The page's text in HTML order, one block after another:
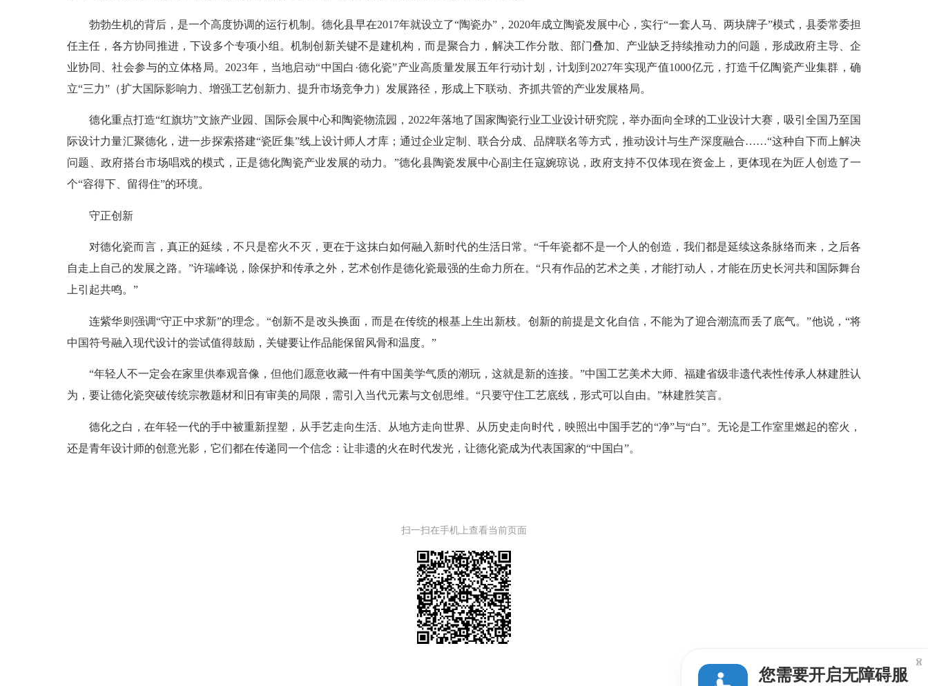
勃勃生机的背后，是一个高度协调的运行机制。德化县早在2017年就设立了“陶瓷办”，2020年成立陶瓷发展中心，实行“一套人马、两块牌子”模式，县委常委担
任主任，各方协同推进，下设多个专项小组。机制创新关键不是建机构，而是聚合力，解决工作分散、部门叠加、产业缺乏持续推动力的问题，形成政府主导、企
业协同、社会参与的立体格局。2023年，当地启动“中国白·德化瓷”产业高质量发展五年行动计划，计划到2027年实现产值1000亿元，打造千亿陶瓷产业集群，确
立“三力”（扩大国际影响力、增强工艺创新力、提升市场竞争力）发展路径，形成上下联动、齐抓共管的产业发展格局。
德化重点打造“红旗坊”文旅产业园、国际会展中心和陶瓷物流园，2022年落地了国家陶瓷行业工业设计研究院，举办面向全球的工业设计大赛，吸引全国乃至国
际设计力量汇聚德化，进一步探索搭建“瓷匠集”线上设计师人才库；通过企业定制、联合分成、品牌联名等方式，推动设计与生产深度融合……“这种自下而上解决
问题、政府搭台市场唱戏的模式，正是德化陶瓷产业发展的动力。”德化县陶瓷发展中心副主任寇婉琼说，政府支持不仅体现在资金上，更体现在为匠人创造了一
个“容得下、留得住”的环境。
守正创新
对德化瓷而言，真正的延续，不只是窑火不灭，更在于这抹白如何融入新时代的生活日常。“千年瓷都不是一个人的创造，我们都是延续这条脉络而来，之后各
自走上自己的发展之路。”许瑞峰说，除保护和传承之外，艺术创作是德化瓷最强的生命力所在。“只有作品的艺术之美，才能打动人，才能在历史长河共和国际舞台
上引起共鸣。”
连紫华则强调“守正中求新”的理念。“创新不是改头换面，而是在传统的根基上生出新枝。创新的前提是文化自信，不能为了迎合潮流而丢了底气。”他说，“将
中国符号融入现代设计的尝试值得鼓励，关键要让作品能保留风骨和温度。”
“年轻人不一定会在家里供奉观音像，但他们愿意收藏一件有中国美学气质的潮玩，这就是新的连接。”中国工艺美术大师、福建省级非遗代表性传承人林建胜认
为，要让德化瓷突破传统宗教题材和旧有审美的局限，需引入当代元素与文创思维。“只要守住工艺底线，形式可以自由。”林建胜笑言。
德化之白，在年轻一代的手中被重新捏塑，从手艺走向生活、从地方走向世界、从历史走向时代，映照出中国手艺的“净”与“白”。无论是工作室里燃起的窑火，
还是青年设计师的创意光影，它们都在传递同一个信念：让非遗的火在时代发光，让德化瓷成为代表国家的“中国白”。
扫一扫在手机上查看当前页面
您需要开启无障碍服
